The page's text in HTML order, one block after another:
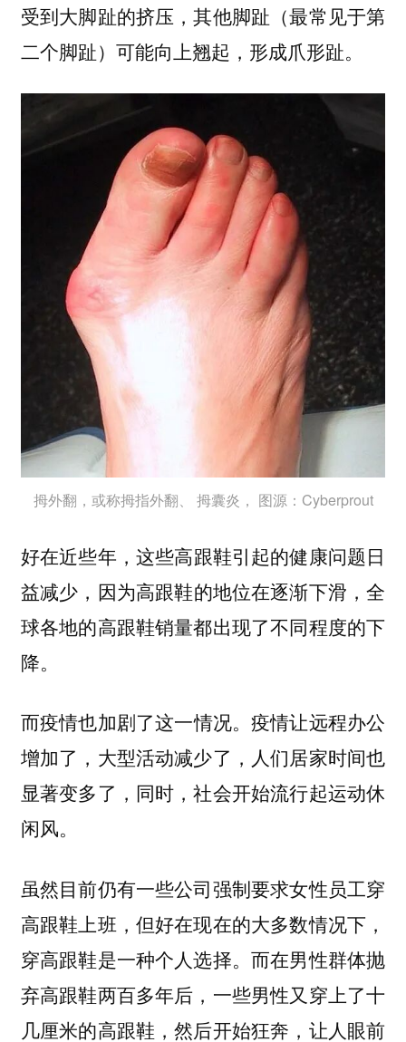
受到大脚趾的挤压，其他脚趾（最常见于第
二个脚趾）可能向上翘起，形成爪形趾。
拇外翻，或称拇指外翻、 拇囊炎， 图源：Cyberprout
好在近些年，这些高跟鞋引起的健康问题日
益减少 ，因为高跟鞋的地位在逐渐下滑，全
球各地的高跟鞋销量都出现了不同程度的下
降。
而疫情也加剧了这一情况。疫情让远程办公
增加了，大型活动减少了，人们居家时间也
显著变多了，同时，社会开始流行起运动休
闲风。
虽然目前仍有一些公司强制要求女性员工穿
高跟鞋上班，但好在现在的大多数情况下，
穿高跟鞋是一种个人选择。而在男性群体抛
弃高跟鞋两百多年后，一些男性又穿上了十
几厘米的高跟鞋，然后开始狂奔，让人眼前